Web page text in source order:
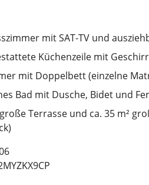
mit SAT-TV und
Küchenzeile mit
mit Doppelbett (einzelne
Bad mit Dusche, Bidet und
große Terrasse und ca. 35 m²